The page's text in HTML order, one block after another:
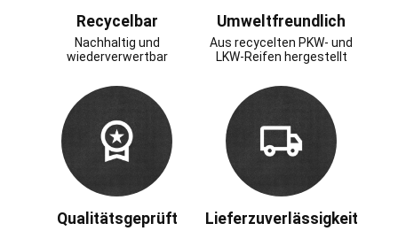
Recycelbar
Nachhaltig und
wiederverwertbar
Umweltfreundlich
Aus recycelten PKW- und
LKW-Reifen hergestellt
Qualitätsgeprüft Lieferzuverlässigkeit